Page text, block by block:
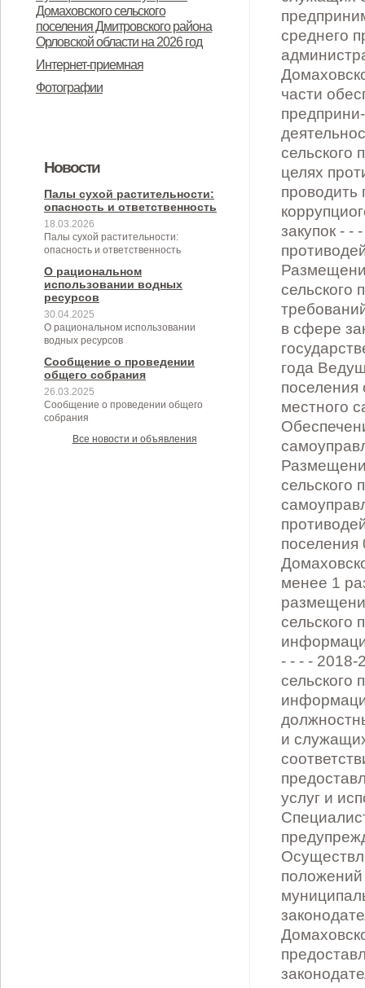
предназначенного для
предоставления во владение и
(или) пользование на
долгосрочной основе (в том числе
среднего предпринимательства и
организациям, образующим
субъектов малого и среднего
предпринимательства» (с
изменениями от 26.04.2022 № 30/9-
сс)
Дмитровского района Орловской
области в целях осуществления
сельского поселения
Домаховского сельского
поселения Дмитровского района
Орловской области на 2026 год
Интернет-приемная
Фотографии
Новости
Палы сухой растительности:
опасность и ответственность
18.03.2026
Палы сухой растительности:
опасность и ответственность
О рациональном
использовании водных
ресурсов
30.04.2025
О рациональном использовании
водных ресурсов
Сообщение о проведении
общего собрания
26.03.2025
Сообщение о проведении общего
собрания
Все новости и объявления